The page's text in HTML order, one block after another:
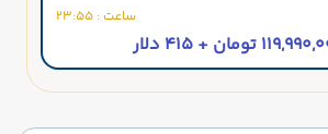
ساعت : 23:55